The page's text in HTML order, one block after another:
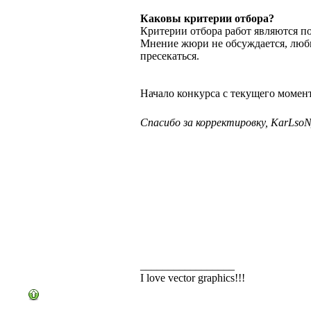
Каковы критерии отбора?
Критерии отбора работ являются
Мнение жюри не обсуждается,
пресекаться.
Начало конкурса с текущего
Спасибо за корректировку,
I love vector graphics!!!